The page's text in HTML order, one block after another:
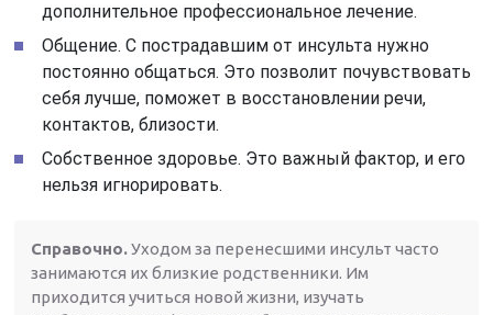
дополнительное профессиональное лечение.
Общение. С пострадавшим от инсульта нужно
постоянно общаться. Это позволит почувствовать
себя лучше, поможет в восстановлении речи,
контактов, близости.
Собственное здоровье. Это важный фактор, и его
нельзя игнорировать.
Справочно.Уходом за перенесшими инсульт часто
занимаются их близкие родственники. Им
приходится учиться новой жизни, изучать